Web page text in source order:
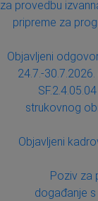
za provedbu
pripreme za
Objavljeni
24.7.-
strukovnog
Objavljeni
Poziv za
događanje